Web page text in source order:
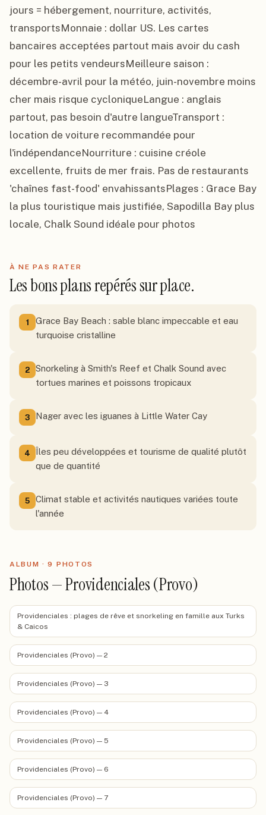
jours = hébergement, nourriture, activités,
transportsMonnaie : dollar US. Les cartes
bancaires acceptées partout mais avoir du cash
pour les petits vendeursMeilleure saison :
décembre-avril pour la météo, juin-novembre moins
cher mais risque cycloniqueLangue : anglais
partout, pas besoin d'autre langueTransport :
location de voiture recommandée pour
l'indépendanceNourriture : cuisine créole
excellente, fruits de mer frais. Pas de restaurants
'chaînes fast-food' envahissantsPlages : Grace Bay
la plus touristique mais justifiée, Sapodilla Bay plus
locale, Chalk Sound idéale pour photos
À NE PAS RATER
Les bons plans repérés sur place.
1
Grace Bay Beach : sable blanc impeccable et eau
turquoise cristalline
2
Snorkeling à Smith's Reef et Chalk Sound avec
tortues marines et poissons tropicaux
3 Nager avec les iguanes à Little Water Cay
4
Îles peu développées et tourisme de qualité plutôt
que de quantité
5
Climat stable et activités nautiques variées toute
l'année
ALBUM ·9 PHOTOS
Photos — Providenciales (Provo)
Providenciales : plages de rêve et snorkeling en famille aux Turks
& Caicos
Providenciales (Provo) — 2
Providenciales (Provo) — 3
Providenciales (Provo) — 4
Providenciales (Provo) — 5
Providenciales (Provo) — 6
Providenciales (Provo) — 7